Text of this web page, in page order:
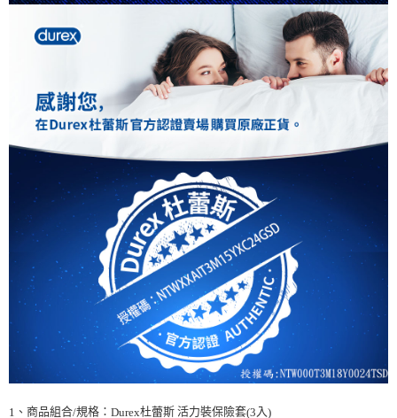
1 、商品組合/規格： Durex杜蕾斯 活力裝保險套(3 入)